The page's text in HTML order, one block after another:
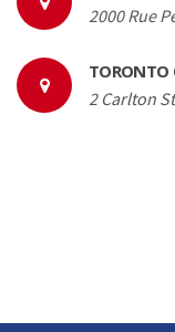
2000 Rue
TORONTO
2 Carlton